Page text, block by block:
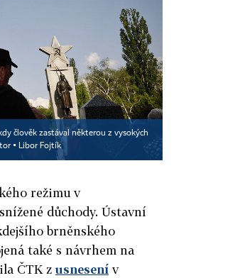
člověk zastával některou z vysokých
▪ Libor Fojtík
režimu v
důchody. Ústavní
brněnského
také s návrhem na
ČTK zusnesení v